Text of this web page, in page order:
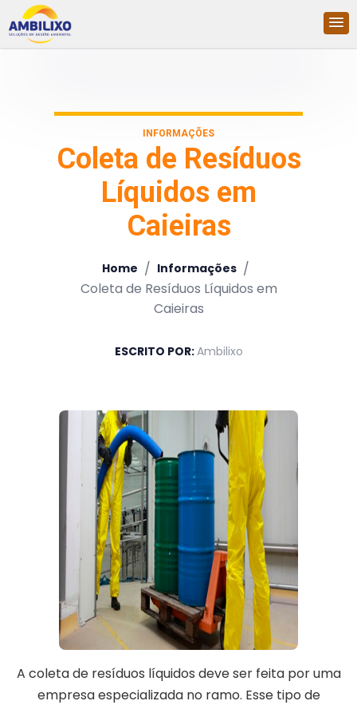
INFORMAÇÕES
Coleta de Resíduos
Líquidos em
Caieiras
Home / Informações /
Coleta de Resíduos Líquidos em
Caieiras
ESCRITO POR:Ambilixo
A coleta de resíduos líquidos deve ser feita por uma
empresa especializada no ramo. Esse tipo de